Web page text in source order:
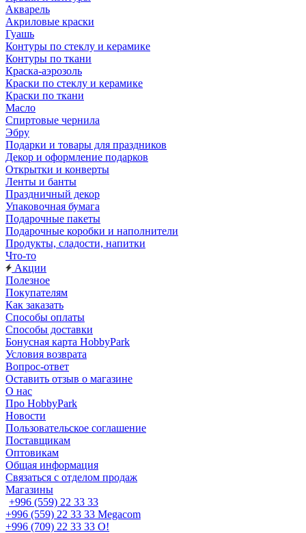
Акварель
Акриловые краски
Гуашь
Контуры по стеклу и керамике
Контуры по ткани
Краска-аэрозоль
Краски по стеклу и керамике
Краски по ткани
Масло
Спиртовые чернила
Эбру
Подарки и товары для праздников
Декор и оформление подарков
Открытки и конверты
Ленты и банты
Праздничный декор
Упаковочная бумага
Подарочные пакеты
Подарочные коробки и наполнители
Продукты, сладости, напитки
Что-то
Акции
Полезное
Покупателям
Как заказать
Способы оплаты
Способы доставки
Бонусная карта HobbyPark
Условия возврата
Вопрос-ответ
Оставить отзыв о магазине
О нас
Про HobbyPark
Новости
Пользовательское соглашение
Поставщикам
Оптовикам
Общая информация
Связаться с отделом продаж
Магазины
+996 (559) 22 33 33
+996 (559) 22 33 33 Megacom
+996 (709) 22 33 33 O!